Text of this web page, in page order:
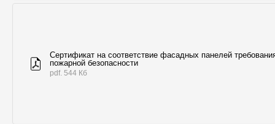
Сертификат на соответствие фасадных панелей
пожарной безопасности
pdf. 544 Кб